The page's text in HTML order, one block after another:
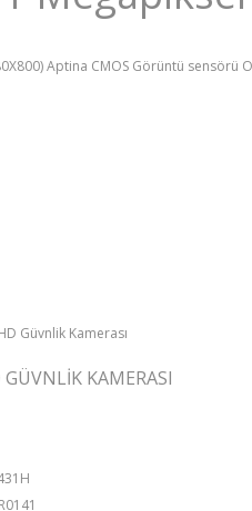
Aptina CMOS Görüntü sensörü
KAMERASI